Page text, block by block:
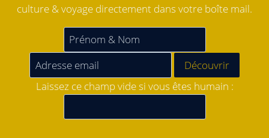
culture & voyage directement dans votre boîte mail.
Laissez ce champ vide si vous êtes humain :